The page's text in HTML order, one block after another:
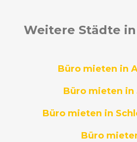
Weitere Städte
Büro mieten in
Büro mieten in
Büro mieten in
Büro